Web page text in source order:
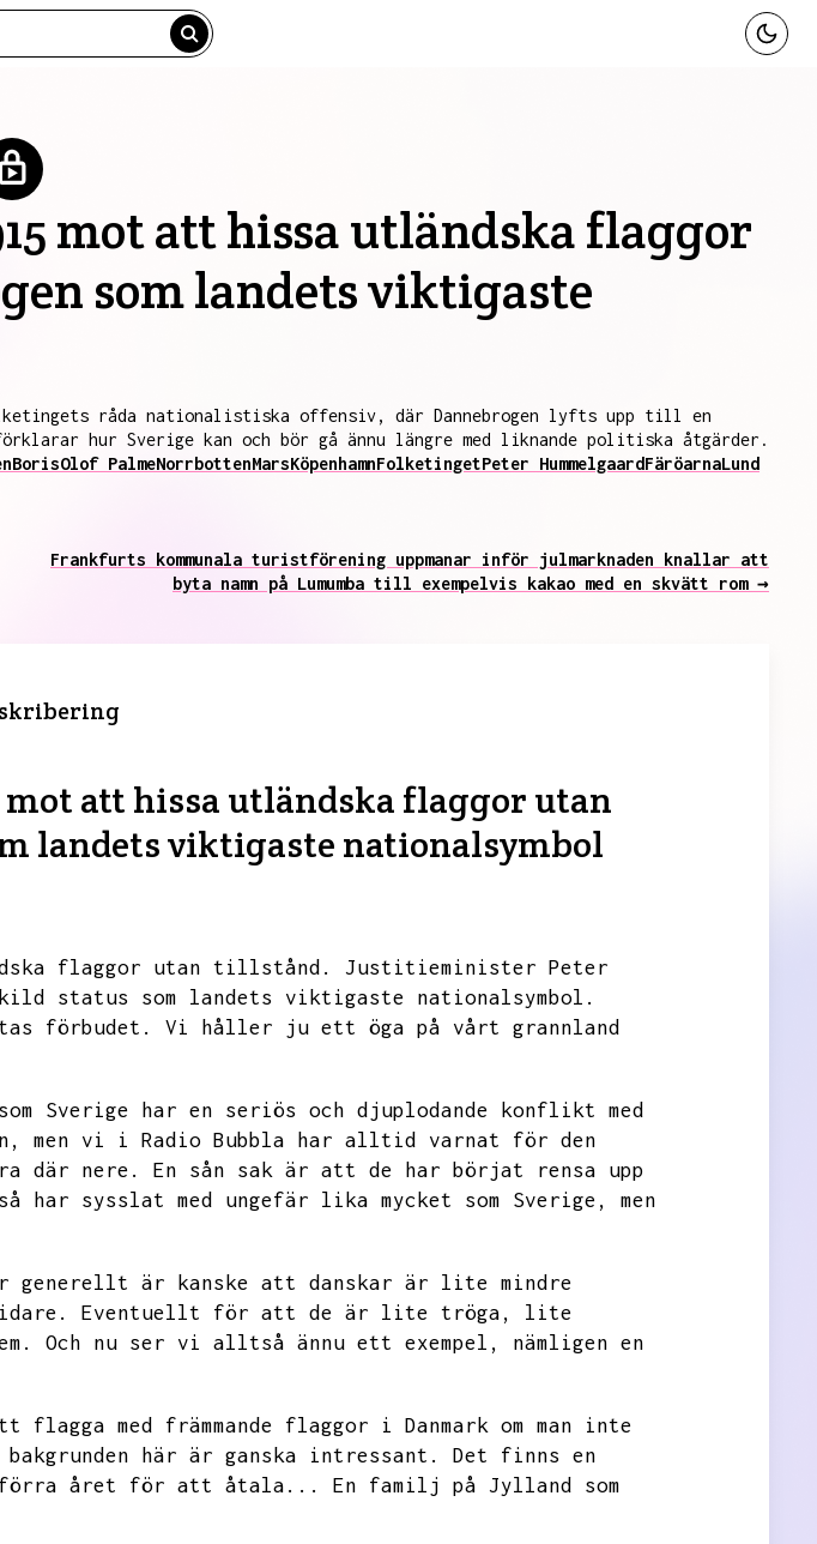
mot att hissa utländska flaggor
som landets viktigaste
råda nationalistiska offensiv, där Dannebrogen lyfts upp till en
hur Sverige kan och bör gå ännu längre med liknande politiska åtgärder.
BorisOlof PalmeNorrbottenMarsKöpenhamnFolketingetPeter HummelgaardFäröarnaLund
Frankfurts kommunala turistförening uppmanar inför julmarknaden knallar att
byta namn på Lumumba till exempelvis kakao med en skvätt rom →
att hissa utländska flaggor utan
landets viktigaste nationalsymbol
flaggor utan tillstånd.
Justitieminister Peter
status som landets viktigaste nationalsymbol.
förbudet.
Vi håller ju ett öga på vårt grannland
Sverige har en seriös och djuplodande konflikt med
men vi i Radio Bubbla har alltid varnat för den
där nere.
En sån sak är att de har börjat rensa upp
har sysslat med ungefär lika mycket som Sverige,
men
generellt är kanske att danskar är lite mindre
Eventuellt för att de är lite tröga,
lite
Och nu ser vi alltså ännu ett exempel,
nämligen en
med främmande flaggor i Danmark om man inte
här är ganska intressant.
Det finns en
förra året för att åtala...
En familj på Jylland som